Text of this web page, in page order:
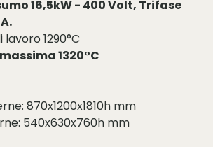
16,5kW - 400 Volt, Trifase
1290°C
1320°C
870x1200x1810h mm
540x630x760h mm